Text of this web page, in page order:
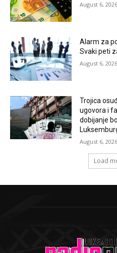
August 6, 2026
Alarm za
Svaki peti
August 6, 2026
Trojica
ugovora i
dobijanje
August 6, 2026
Load